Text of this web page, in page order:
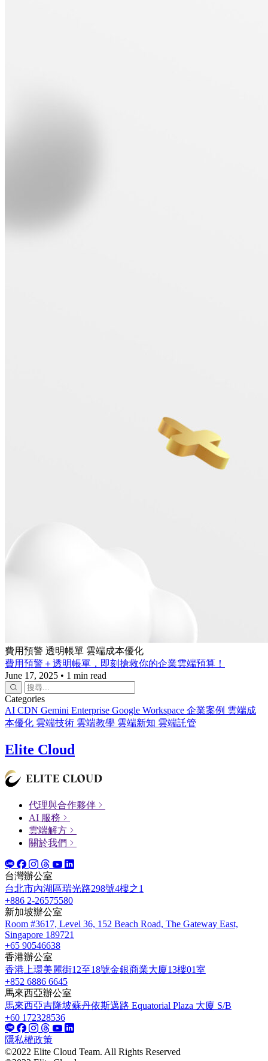
費用預警 透明帳單 雲端成本優化
費用預警＋透明帳單，即刻搶救你的企業雲端預算！
June 17, 2025 • 1 min read
Categories
AI CDN Gemini Enterprise Google Workspace 企業案例 雲端成
本優化 雲端技術 雲端教學 雲端新知 雲端託管
Elite Cloud
代理與合作夥伴
AI 服務
雲端解方
關於我們
台灣辦公室
台北市內湖區瑞光路298號4樓之1
+886 2-26575580
新加坡辦公室
Room #3617, Level 36, 152 Beach Road, The Gateway East,
Singapore 189721
+65 90546638
香港辦公室
香港上環美麗街12至18號金銀商業大廈13樓01室
+852 6886 6645
馬來西亞辦公室
馬來西亞吉隆坡蘇丹依斯邁路 Equatorial Plaza 大廈 S/B
+60 172328536
隱私權政策
©2022 Elite Cloud Team. All Rights Reserved